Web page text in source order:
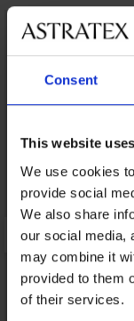
Consent
This website
We use cookies
provide social
We also share
our social media,
may combine it
provided to them
of their services.